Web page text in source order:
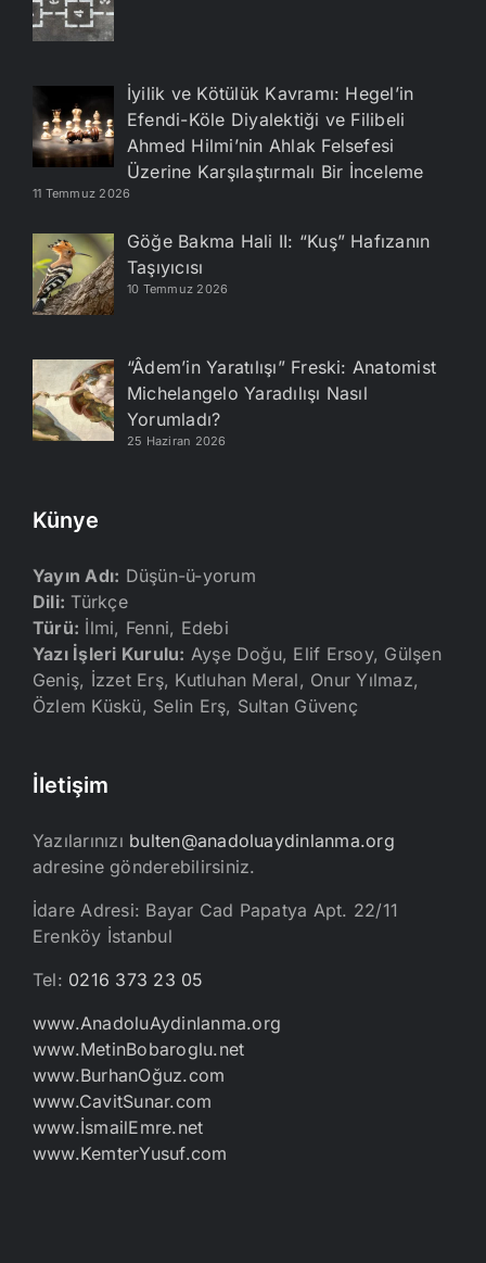
İyilik ve Kötülük Kavramı: Hegel’in
Efendi-Köle Diyalektiği ve Filibeli
Ahmed Hilmi’nin Ahlak Felsefesi
Üzerine Karşılaştırmalı Bir İnceleme
11 Temmuz 2026
Göğe Bakma Hali II: “Kuş” Hafızanın
Taşıyıcısı
10 Temmuz 2026
“Âdem’in Yaratılışı” Freski: Anatomist
Michelangelo Yaradılışı Nasıl
Yorumladı?
25 Haziran 2026
Künye
Yayın Adı: Düşün-ü-yorum
Dili: Türkçe
Türü: İlmi, Fenni, Edebi
Yazı İşleri Kurulu: Ayşe Doğu, Elif Ersoy, Gülşen
Geniş, İzzet Erş, Kutluhan Meral, Onur Yılmaz,
Özlem Küskü, Selin Erş, Sultan Güvenç
İletişim
Yazılarınızı bulten@anadoluaydinlanma.org
adresine gönderebilirsiniz.
İdare Adresi: Bayar Cad Papatya Apt. 22/11
Erenköy İstanbul
Tel: 0216 373 23 05
www.AnadoluAydinlanma.org
www.MetinBobaroglu.net
www.BurhanOğuz.com
www.CavitSunar.com
www.İsmailEmre.net
www.KemterYusuf.com